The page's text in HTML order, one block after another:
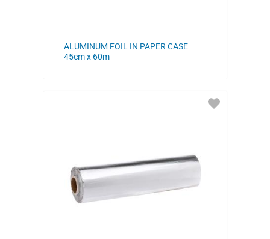
ALUMINUM FOIL IN PAPER CASE
45cm x 60m
ADD